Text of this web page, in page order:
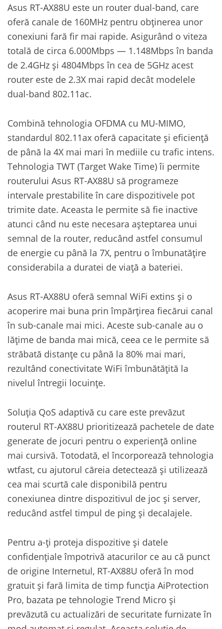
Asus RT-AX88U este un router dual-band, care
oferă canale de 160MHz pentru obținerea unor
conexiuni fară fir mai rapide. Asigurând o viteza
totală de circa 6.000Mbps — 1.148Mbps în banda
de 2.4GHz și 4804Mbps în cea de 5GHz acest
router este de 2.3X mai rapid decât modelele
dual-band 802.11ac.
Combină tehnologia OFDMA cu MU-MIMO,
standardul 802.11ax oferă capacitate și eficiență
de până la 4X mai mari în mediile cu trafic intens.
Tehnologia TWT (Target Wake Time) îi permite
routerului Asus RT-AX88U să programeze
intervale prestabilite în care dispozitivele pot
trimite date. Aceasta le permite să fie inactive
atunci când nu este necesara așteptarea unui
semnal de la router, reducând astfel consumul
de energie cu până la 7X, pentru o îmbunatățire
considerabila a duratei de viață a bateriei.
Asus RT-AX88U oferă semnal WiFi extins și o
acoperire mai buna prin împărțirea fiecărui canal
în sub-canale mai mici. Aceste sub-canale au o
lățime de banda mai mică, ceea ce le permite să
străbată distanțe cu până la 80% mai mari,
rezultând conectivitate WiFi îmbunătățită la
nivelul întregii locuințe.
Soluția QoS adaptivă cu care este prevăzut
routerul RT-AX88U prioritizează pachetele de date
generate de jocuri pentru o experiență online
mai cursivă. Totodată, el încorporează tehnologia
wtfast, cu ajutorul căreia detectează și utilizează
cea mai scurtă cale disponibilă pentru
conexiunea dintre dispozitivul de joc și server,
reducând astfel timpul de ping și decalajele.
Pentru a-ți proteja dispozitive și datele
confidențiale împotrivă atacurilor ce au că punct
de origine Internetul, RT-AX88U oferă în mod
gratuit și fară limita de timp funcția AiProtection
Pro, bazata pe tehnologie Trend Micro și
prevăzută cu actualizări de securitate furnizate în